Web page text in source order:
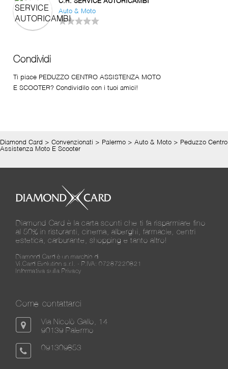
Auto & Moto
Condividi
Ti piace PEDUZZO CENTRO ASSISTENZA MOTO
E SCOOTER? Condividilo con i tuoi amici!
Diamond Card > Convenzionati > Palermo > Auto & Moto > Peduzzo Centro
Assistenza Moto E Scooter
Diamond Card è la carta sconti che ti fa risparmiare fino
al 50% in ristoranti, cinema, alberghi, farmacie, centri
estetica, carburante, shopping e tanto altro!
Diamond Card è un marchio di
Vi.Card Evolution s.r.l. - P.IVA: 07287220821
Informativa sulla Privacy
Come contattarci
Via Nicolò Gallo, 14
90139 Palermo
091309853